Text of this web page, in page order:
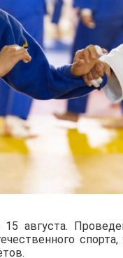
августа.